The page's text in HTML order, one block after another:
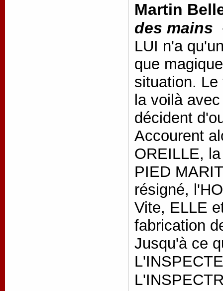
Martin
des mains
LUI n'a
que
situation.
la voilà
décident
Accourent
OREILLE,
PIED
résigné,
Vite, ELLE
fabrication
Jusqu'à ce